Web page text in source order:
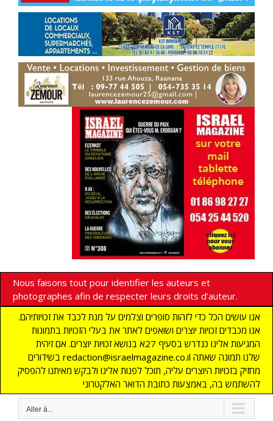
Nous faisons tout pour identifier les auteurs et
photographes afin de respecter leurs droits d'auteur.
אנו עושים הכל כדי לזהות סופרים וצלמים על מנת לכבד את זכויותיהם.
אנו מכבדים זכויות יוצרים ושואפים לאתר את בעלי הזכויות בתמונות
המגיעות אלינו כנדרש בסעיף 27א בנושא זכויות יוצרים. אם זיהית
בשידורים redaction@israelmagazine.co.il שלנו תמונה שאתה
מחזיק בזכויות היוצרים עליה, תוכל לפנות אלינו ולבקש מאיתנו להפסיק
להשתמש בה, באמצעות כתובת הדואר האלקטרוני
Aller à...